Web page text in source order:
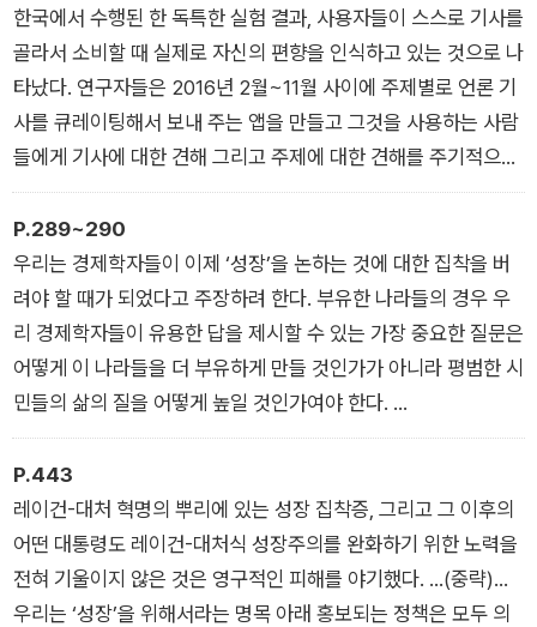
적어도 로켓 공학자보다는 한참 아래일 것이다. 공학자는 로켓이
지구 중력을 벗어나게 하는 데 정확히 무엇이 필요한지 알기 위해
서라도 물리학자의 확고한 지식에 바탕을 두지만, 경제학자는 그
만큼의 확고한 기반도 없다. 경제학자는 배관공과 더 비슷하다.
우리는 정보에 기반한 ‘직관’, 경험에 기반한 ‘추측’, 그리고 순전
한 ‘시행착오’를 가지고 문제를 해결한다. 그래서 경제학자들은
종종 잘못된 결론을 내놓는다.
_1장 MEGA: 경제학을 다시 위대하게
한국에서 수행된 한 독특한 실험 결과, 사용자들이 스스로 기사를
골라서 소비할 때 실제로 자신의 편향을 인식하고 있는 것으로 나
타났다. 연구자들은 2016년 2월~11월 사이에 주제별로 언론 기
사를 큐레이팅해서 보내 주는 앱을 만들고 그것을 사용하는 사람
들에게 기사에 대한 견해 그리고 주제에 대한 견해를 주기적으로
질문했다. …(중략)… 사용자 중 무작위로 두 집단을 선정해 한 집
단은 자신이 원하는 뉴스 매체를 선택할 수 있게 했고, 다른 집단
은 계속해서 무작위로 선택된 기사를 받게 했다. 이 실험에서 세
가지의 중요한 결과가 드러났다. …(중략)… 셋째, 놀랍게도, 그렇
게 매체를 직접 선택한 사람들은 무작위로 기사를 받아 본 사람들
보다 자신의 견해를 더 많이 조정했고, 그것도 더 중도적으로 조
정했다! 반향실 효과와 반대되는 효과가 나타난 것이다. 종합적으
로, 선호에 따라 매체를 선택할 기회를 갖게 된 사람들은 당파적
편향을 덜 갖게 되었다. 자신이 택한 매체가 편향되어 있다는 것
을 알고 있기 때문에 부분적으로 그 편향을 교정했고, 사실정보에
대해서는 기사의 내용을 더 잘 받아들였다. 반면에 무작위로 선택
된 기사를 받은 사용자들은 기사의 편향성을 판단할 수 없어서 기
사의 내용에 계속해서 의구심을 가졌고, 따라서 견해가 많이 달라
P.289~290
우리는 경제학자들이 이제 ‘성장’을 논하는 것에 대한 집착을 버
려야 할 때가 되었다고 주장하려 한다. 부유한 나라들의 경우 우
리 경제학자들이 유용한 답을 제시할 수 있는 가장 중요한 질문은
어떻게 이 나라들을 더 부유하게 만들 것인가가 아니라 평범한 시
민들의 삶의 질을 어떻게 높일 것인가여야 한다.
_5장 성장의 종말?
P.443
레이건-대처 혁명의 뿌리에 있는 성장 집착증, 그리고 그 이후의
어떤 대통령도 레이건-대처식 성장주의를 완화하기 위한 노력을
전혀 기울이지 않은 것은 영구적인 피해를 야기했다. …(중략)…
우리는 ‘성장’을 위해서라는 명목 아래 홍보되는 정책은 모두 의